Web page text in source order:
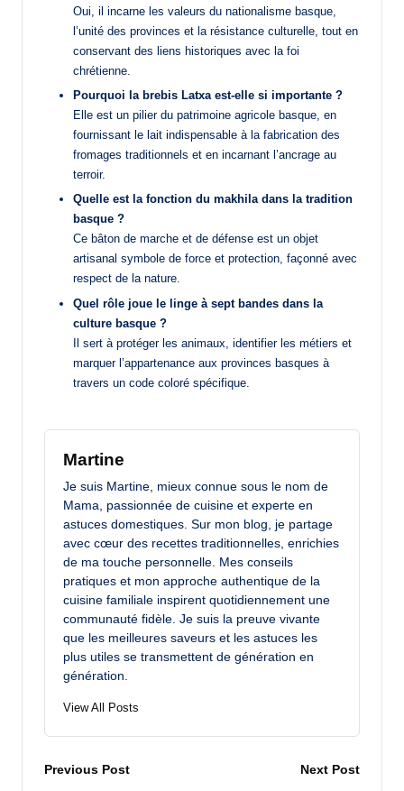
Oui, il incarne les valeurs du nationalisme basque,
l’unité des provinces et la résistance culturelle, tout en
conservant des liens historiques avec la foi
chrétienne.
Pourquoi la brebis Latxa est-elle si importante ?
Elle est un pilier du patrimoine agricole basque, en
fournissant le lait indispensable à la fabrication des
fromages traditionnels et en incarnant l’ancrage au
terroir.
Quelle est la fonction du makhila dans la tradition
basque ?
Ce bâton de marche et de défense est un objet
artisanal symbole de force et protection, façonné avec
respect de la nature.
Quel rôle joue le linge à sept bandes dans la
culture basque ?
Il sert à protéger les animaux, identifier les métiers et
marquer l’appartenance aux provinces basques à
travers un code coloré spécifique.
Martine
Je suis Martine, mieux connue sous le nom de
Mama, passionnée de cuisine et experte en
astuces domestiques. Sur mon blog, je partage
avec cœur des recettes traditionnelles, enrichies
de ma touche personnelle. Mes conseils
pratiques et mon approche authentique de la
cuisine familiale inspirent quotidiennement une
communauté fidèle. Je suis la preuve vivante
que les meilleures saveurs et les astuces les
plus utiles se transmettent de génération en
génération.
View All Posts
Post
Previous Post Next Post